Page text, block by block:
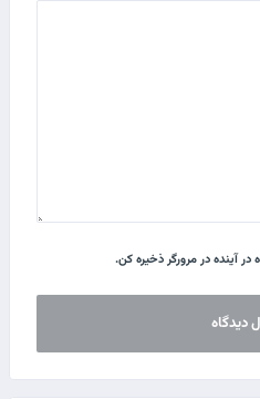
در آینده در مرورگر ذخیره کن.